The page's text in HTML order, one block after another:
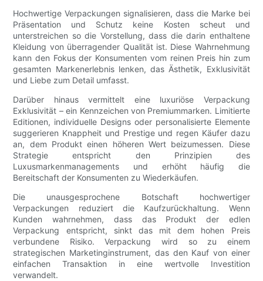
Hochwertige Verpackungen signalisieren, dass die Marke bei
Präsentation und Schutz keine Kosten scheut und
unterstreichen so die Vorstellung, dass die darin enthaltene
Kleidung von überragender Qualität ist. Diese Wahrnehmung
kann den Fokus der Konsumenten vom reinen Preis hin zum
gesamten Markenerlebnis lenken, das Ästhetik, Exklusivität
und Liebe zum Detail umfasst.
Darüber hinaus vermittelt eine luxuriöse Verpackung
Exklusivität – ein Kennzeichen von Premiummarken. Limitierte
Editionen, individuelle Designs oder personalisierte Elemente
suggerieren Knappheit und Prestige und regen Käufer dazu
an, dem Produkt einen höheren Wert beizumessen. Diese
Strategie entspricht den Prinzipien des
Luxusmarkenmanagements und erhöht häufig die
Bereitschaft der Konsumenten zu Wiederkäufen.
Die unausgesprochene Botschaft hochwertiger
Verpackungen reduziert die Kaufzurückhaltung. Wenn
Kunden wahrnehmen, dass das Produkt der edlen
Verpackung entspricht, sinkt das mit dem hohen Preis
verbundene Risiko. Verpackung wird so zu einem
strategischen Marketinginstrument, das den Kauf von einer
einfachen Transaktion in eine wertvolle Investition
verwandelt.